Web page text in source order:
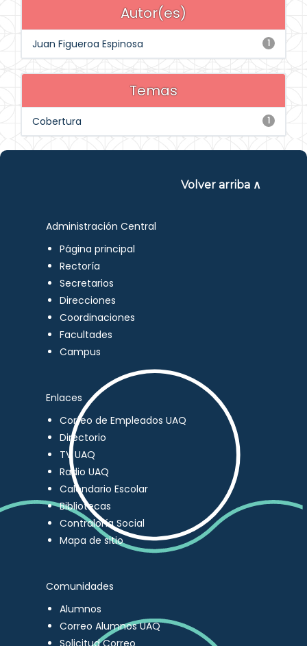
Autor(es)
1
Juan Figueroa Espinosa
Temas
1
Cobertura
Volver arriba ∧
Administración Central
Página principal
Rectoría
Secretarios
Direcciones
Coordinaciones
Facultades
Campus
Enlaces
Correo de Empleados UAQ
Directorio
TV UAQ
Radio UAQ
Calendario Escolar
Bibliotecas
Contraloría Social
Mapa de sitio
Comunidades
Alumnos
Correo Alumnos UAQ
Solicitud Correo